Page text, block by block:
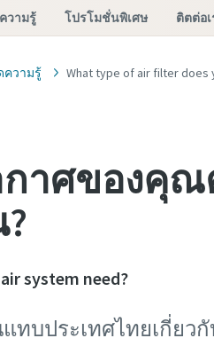
วามรู้ โปรโมชั่นพิเศษ ติตต่อเ
ความรู้ What type of air filter does
าศของคุณ
system need?
ทบประเทศไทยเกี่ยว